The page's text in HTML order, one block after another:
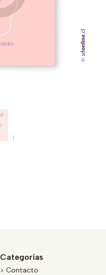
Categorías
> Contacto